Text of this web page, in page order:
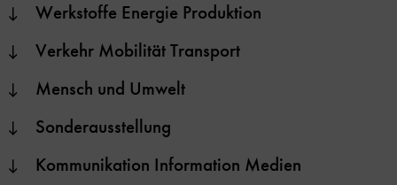
Werkstoffe Energie Produktion
Verkehr Mobilität Transport
Mensch und Umwelt
Sonderausstellung
Kommunikation Information Medien